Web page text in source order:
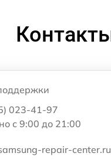
023-41-97
с 9:00 до 21:00
repair-center.ru